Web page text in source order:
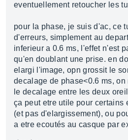
eventuellement retoucher les
pour la phase, je suis d'ac, ce
d'erreurs, simplement au
inferieur a 0.6 ms, l'effet n'est
qu'en doublant une prise. en
elargi l'image, opn grossit le
decalage de phase<0.6 ms,
le decalage entre les deux
ça peut etre utile pour certains
(et pas d'elargissement), ou
a etre ecoutés au casque par